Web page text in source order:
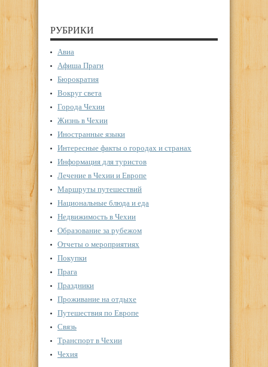
РУБРИКИ
Авиа
Афиша Праги
Бюрократия
Вокруг света
Города Чехии
Жизнь в Чехии
Иностранные языки
Интересные факты о городах и странах
Информация для туристов
Лечение в Чехии и Европе
Маршруты путешествий
Национальные блюда и еда
Недвижимость в Чехии
Образование за рубежом
Отчеты о мероприятиях
Покупки
Прага
Праздники
Проживание на отдыхе
Путешествия по Европе
Связь
Транспорт в Чехии
Чехия